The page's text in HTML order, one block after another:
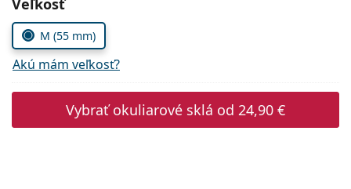
Persol
Prada
Všetky značky
Zvoľte parametre
M (55 mm)
Akú mám veľkosť?
Vybrať okuliarové sklá od 24,90 €